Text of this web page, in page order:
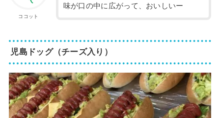
ココット
味が口の中に広がって、おいしいー
児島ドッグ（チーズ入り）